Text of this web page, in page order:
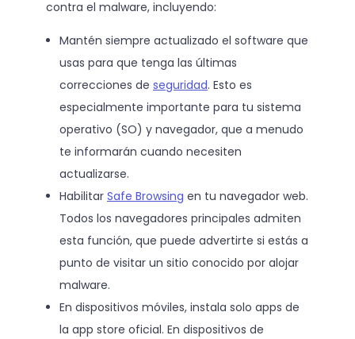
contra el malware, incluyendo:
Mantén siempre actualizado el software que
usas para que tenga las últimas
correcciones de seguridad. Esto es
especialmente importante para tu sistema
operativo (SO) y navegador, que a menudo
te informarán cuando necesiten
actualizarse.
Habilitar Safe Browsing en tu navegador web.
Todos los navegadores principales admiten
esta función, que puede advertirte si estás a
punto de visitar un sitio conocido por alojar
malware.
En dispositivos móviles, instala solo apps de
la app store oficial. En dispositivos de